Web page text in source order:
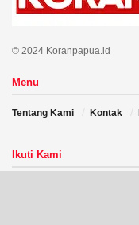
© 2024 Koranpapua.id
Menu
Tentang Kami Kontak
Ikuti Kami